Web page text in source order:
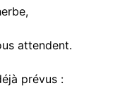
attendent.
prévus :